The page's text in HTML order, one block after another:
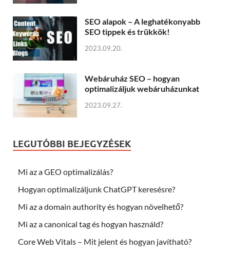
SEO alapok – A leghatékonyabb
SEO tippek és trükkök!
2023.09.20.
Webáruház SEO – hogyan
optimalizáljuk webáruházunkat
2023.09.27.
LEGUTÓBBI BEJEGYZÉSEK
Mi az a GEO optimalizálás?
Hogyan optimalizáljunk ChatGPT keresésre?
Mi az a domain authority és hogyan növelhető?
Mi az a canonical tag és hogyan használd?
Core Web Vitals – Mit jelent és hogyan javítható?